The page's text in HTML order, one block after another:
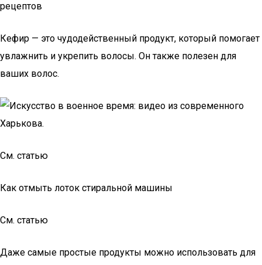
рецептов
Кефир — это чудодейственный продукт, который помогает
увлажнить и укрепить волосы. Он также полезен для
ваших волос.
См. статью
Как отмыть лоток стиральной машины
См. статью
Даже самые простые продукты можно использовать для